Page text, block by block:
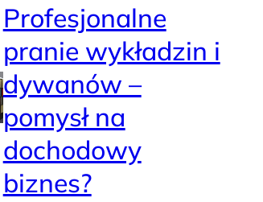
Profesjonalne
pranie wykładzin i
dywanów –
pomysł na
dochodowy
biznes?